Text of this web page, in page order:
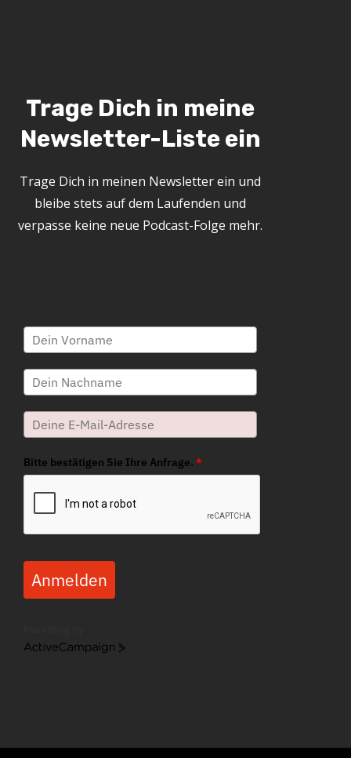
Trage Dich in meine
Newsletter-Liste ein
Trage Dich in meinen Newsletter ein und
bleibe stets auf dem Laufenden und
verpasse keine neue Podcast-Folge mehr.
Bitte bestätigen Sie Ihre Anfrage. *
Anmelden
ActiveCampaign